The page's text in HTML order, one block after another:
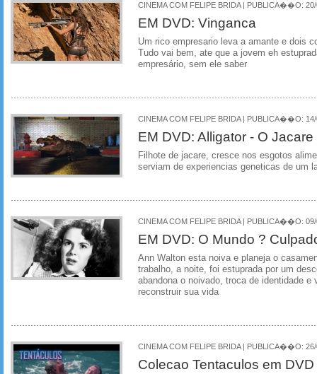
CINEMA COM FELIPE BRIDA | PUBLICA��O:
EM DVD: Vinganca
Um rico empresario leva a amante e dois
Tudo vai bem, ate que a jovem eh
empresário, sem ele saber
CINEMA COM FELIPE BRIDA | PUBLICA��O:
EM DVD: Alligator - O
Filhote de jacare, cresce nos esgotos
serviam de experiencias geneticas de um
CINEMA COM FELIPE BRIDA | PUBLICA��O:
EM DVD: O Mundo ?
Ann Walton esta noiva e planeja o
trabalho, a noite, foi estuprada por um
abandona o noivado, troca de identidade
reconstruir sua vida
CINEMA COM FELIPE BRIDA | PUBLICA��O:
Colecao Tentaculos em